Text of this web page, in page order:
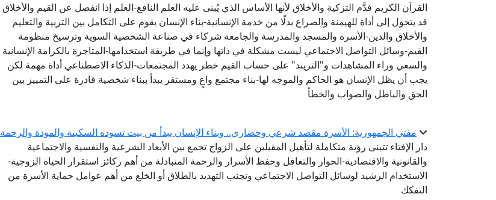
القرآن الكريم قدَّم التزكية والأخلاق لأنها الأساس الذي يُبنى عليه العلم النافع-العلم إذا انفصل عن القيم والأخلاق
قد يتحول إلى أداة للهيمنة والصراع بدلًا من خدمة الإنسانية-بناء الإنسان يقوم على التكامل بين التربية والتعليم
والأخلاق والدين-الأسرة والمسجد والمدرسة والجامعة شركاء في صناعة الشخصية السوية وترسيخ منظومة
القيم-وسائل التواصل الاجتماعي ليست مشكلة في ذاتها وإنما في طريقة استخدامها-المتاجرة بالكرامة الإنسانية
والسعي وراء المشاهدات و"التريند" على حساب القيم خطر يهدد المجتمعات-الذكاء الاصطناعي أداة مهمة لكن
يجب أن يظل الإنسان هو الحاكم والموجه لها-بناء مجتمع واعٍ ومستقر يبدأ ببناء شخصية قادرة على التمييز بين
الحق والباطل والصواب والخطأ
مفتي الجمهورية: الأسرة مقصد شرعي وحضاري.. وبناء الإنسان يبدأ من بيت تسوده السكينة والمودة والرحمة
دار الإفتاء تتبنى رؤية متكاملة لتأهيل المقبلين على الزواج تجمع بين الأبعاد الشرعية والنفسية والاجتماعية
والقانونية والاقتصادية-الحوار والتغافل وحفظ الأسرار والرحمة المتبادلة من أهم ركائز استقرار الحياة الزوجية-
الاستخدام الرشيد لوسائل التواصل الاجتماعي وتجنب التهديد بالطلاق أو الخلع من أهم عوامل حماية الأسرة من
التفكك